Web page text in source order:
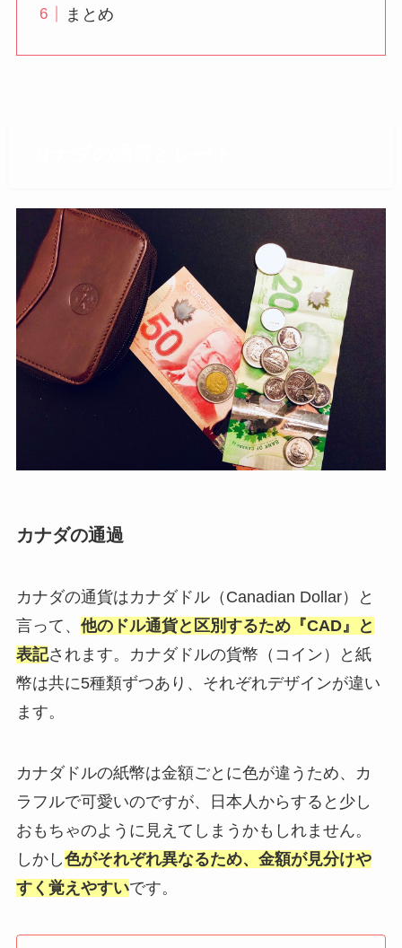
まとめ
カナダの通過
カナダの通貨はカナダドル（Canadian Dollar）と
言って、 他のドル通貨と区別するため『CAD』と
表記されます。カナダドルの貨幣（コイン）と紙
幣は共に5種類ずつあり、それぞれデザインが違い
ます。
カナダドルの紙幣は金額ごとに色が違うため、カ
ラフルで可愛いのですが、日本人からすると少し
おもちゃのように見えてしまうかもしれません。
しかし色がそれぞれ異なるため、金額が見分けや
すく覚えやすいです。